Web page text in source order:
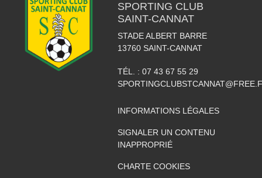
SPORTING CLUB
SAINT-CANNAT
STADE ALBERT BARRE
13760 SAINT-CANNAT
TÉL. : 07 43 67 55 29
INFORMATIONS LÉGALES
SIGNALER UN CONTENU
INAPPROPRIÉ
CHARTE COOKIES